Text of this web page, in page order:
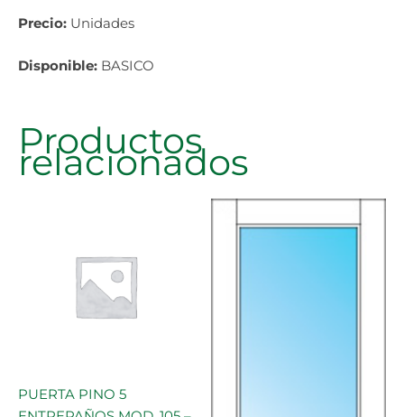
Precio: Unidades
Disponible: BASICO
Productos
relacionados
PUERTA PINO 5